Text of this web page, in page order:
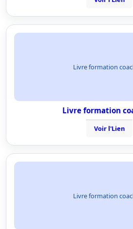
Livre formation
Livre formation
Voir l'Lien
Livre formation